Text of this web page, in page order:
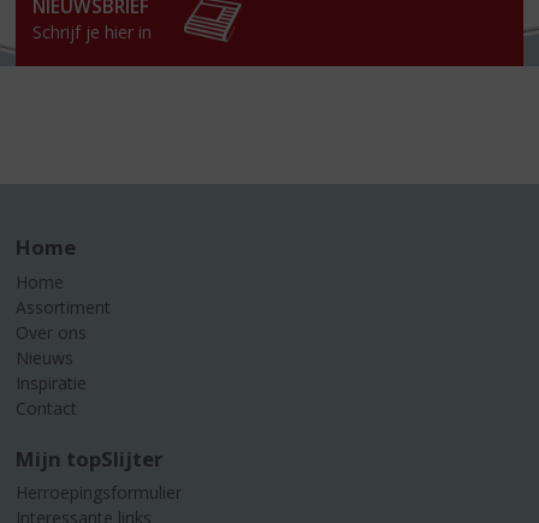
NIEUWSBRIEF
Schrijf je hier in
Home
Home
Assortiment
Over ons
Nieuws
Inspiratie
Contact
Mijn topSlijter
Herroepingsformulier
Interessante links